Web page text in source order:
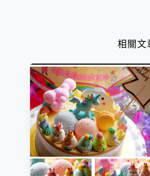
相關文